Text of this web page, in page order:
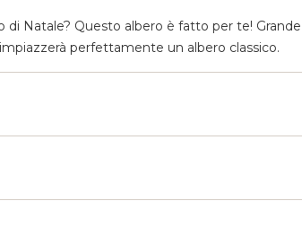
Natale? Questo albero è fatto per te!
perfettamente un albero classico.